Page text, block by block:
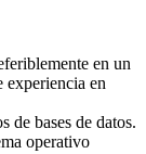
en un
experiencia en
de bases de datos.
operativo